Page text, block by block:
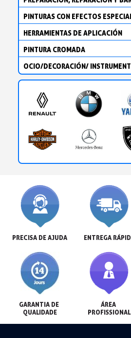
PINTURAS CON EFECTOS
HERRAMIENTAS DE APLICACIÓN
PINTURA CROMADA
OCIO/DECORACIÓN/
PRECISA DE AJUDA ENTREGA
GARANTIA DE
QUALIDADE
ÁREA
PROFISSIONAL